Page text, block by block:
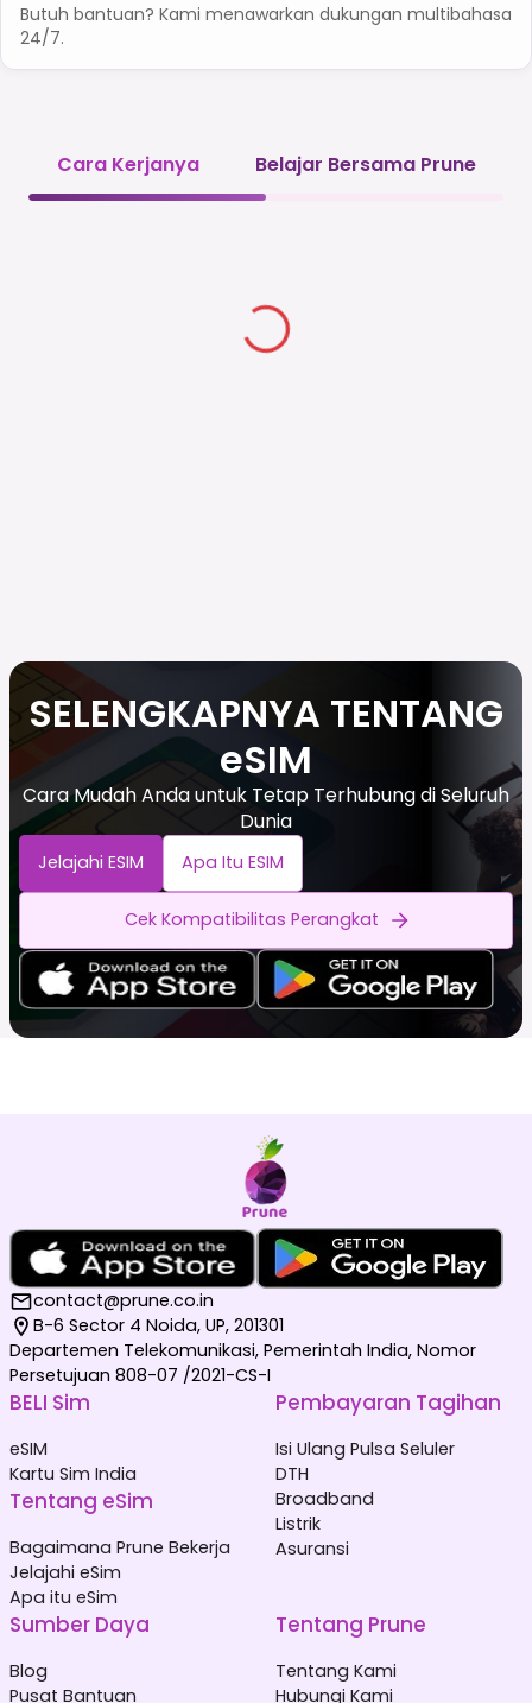
Butuh bantuan? Kami menawarkan dukungan multibahasa
24/7.
Cara Kerjanya Belajar Bersama Prune
SELENGKAPNYA TENTANG
eSIM
Cara Mudah Anda untuk Tetap Terhubung di Seluruh
Dunia
Jelajahi ESIM Apa Itu ESIM
Cek Kompatibilitas Perangkat
contact@prune.co.in
B-6 Sector 4 Noida, UP, 201301
Departemen Telekomunikasi, Pemerintah India, Nomor
Persetujuan 808-07 /2021-CS-I
BELI Sim
eSIM
Kartu Sim India
Tentang eSim
Bagaimana Prune Bekerja
Jelajahi eSim
Apa itu eSim
Pembayaran Tagihan
Isi Ulang Pulsa Seluler
DTH
Broadband
Listrik
Asuransi
Sumber Daya
Blog
Pusat Bantuan
Tentang Prune
Tentang Kami
Hubungi Kami